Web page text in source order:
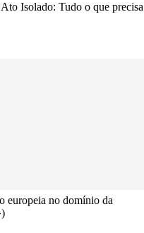
Isolado: Tudo o que precisa
europeia no domínio da